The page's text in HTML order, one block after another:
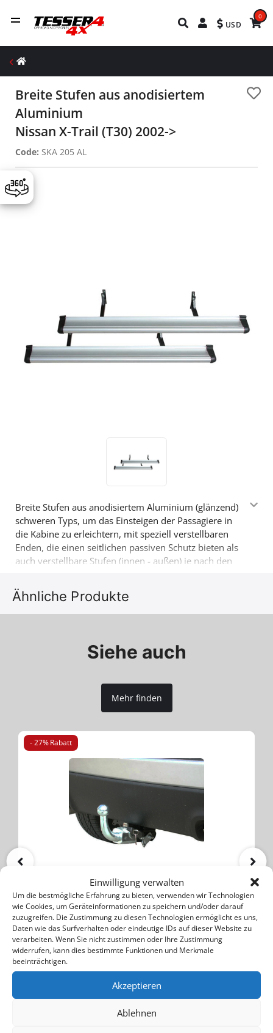
Einwilligung verwalten
Um die bestmögliche Erfahrung zu bieten, verwenden wir Technologien
wie Cookies, um Geräteinformationen zu speichern und/oder darauf
zuzugreifen. Die Zustimmung zu diesen Technologien ermöglicht es uns,
Daten wie das Surfverhalten oder eindeutige IDs auf dieser Website zu
verarbeiten. Wenn Sie nicht zustimmen oder Ihre Zustimmung
widerrufen, kann dies bestimmte Funktionen und Merkmale
beeinträchtigen.
Akzeptieren
Ablehnen
USD
0
Breite Stufen aus anodisiertem
Aluminium
Nissan X-Trail (T30) 2002->
Code: SKA 205 AL
Breite Stufen aus anodisiertem Aluminium (glänzend)
schweren Typs, um das Einsteigen der Passagiere in
die Kabine zu erleichtern, mit speziell verstellbaren
Enden, die einen seitlichen passiven Schutz bieten als
auch verstellbare Stufen (innen - außen) je nach den
Bohren & Schweißen).
Ähnliche Produkte
Siehe auch
Mehr finden
- 27% Rabatt
Nissan X-Trail (T30) 2002->
Anhängerkupplung
COTS 600 IMP
290$ 400$
Kaufen